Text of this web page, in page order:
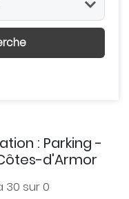
Valider
: Parking -
d'Armor
30 sur 0